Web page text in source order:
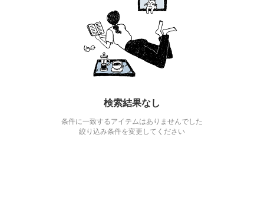
検索結果なし
条件に一致するアイテムはありませんでした
絞り込み条件を変更してください